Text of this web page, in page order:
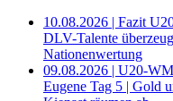
10.08.2026 | Fazit
DLV-Talente
Nationenwertung
09.08.2026 | U20-
Eugene Tag 5 | Gold